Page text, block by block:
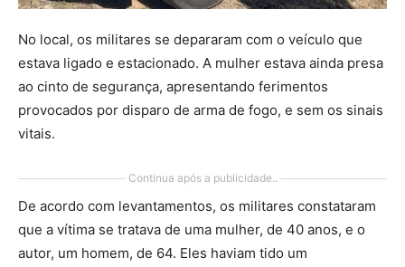
No local, os militares se depararam com o veículo que
estava ligado e estacionado. A mulher estava ainda presa
ao cinto de segurança, apresentando ferimentos
provocados por disparo de arma de fogo, e sem os sinais
vitais.
Continua após a publicidade..
De acordo com levantamentos, os militares constataram
que a vítima se tratava de uma mulher, de 40 anos, e o
autor, um homem, de 64. Eles haviam tido um